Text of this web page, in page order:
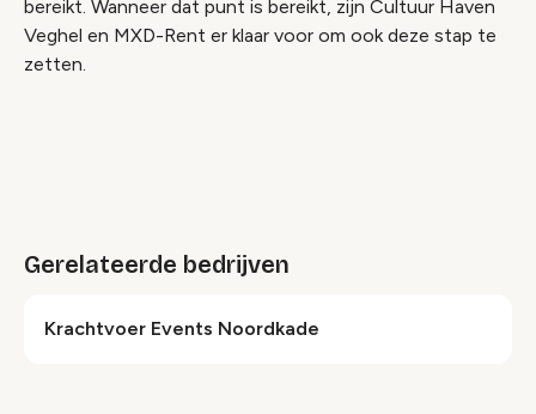
bereikt. Wanneer dat punt is bereikt, zijn Cultuur Haven
Veghel en MXD-Rent er klaar voor om ook deze stap te
zetten.
Gerelateerde bedrijven
Krachtvoer Events Noordkade